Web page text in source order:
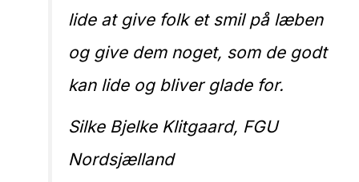
lide at give folk et smil på læben
og give dem noget, som de godt
kan lide og bliver glade for.
Silke Bjelke Klitgaard, FGU
Nordsjælland